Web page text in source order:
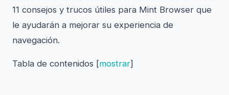
11 consejos y trucos útiles para Mint Browser que
le ayudarán a mejorar su experiencia de
navegación.
Tabla de contenidos [mostrar]